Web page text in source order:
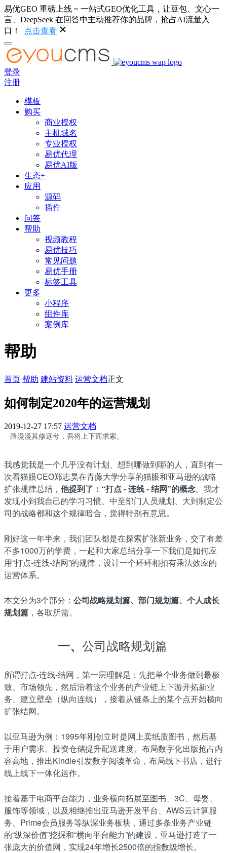
易优GEO 重磅上线 ~ 一站式GEO优化工具，让豆包、文心一
言、DeepSeek 在回答中主动推荐你的品牌，抢占AI流量入
口！
点击查看
登录
注册
模板
购买
商业授权
主机域名
专业授权
易优代理
易优AI版
生态+
应用
源码
插件
问答
帮助
视频教程
易优技巧
常见问题
易优手册
标签工具
更多
小程序
组件库
案例库
帮助
首页 帮助 建站资料 运营文档正文
如何制定2020年的运营规划
2019-12-27 17:57 运营文档
路漫漫其修远兮，吾将上下而求索。
我感觉我是一个几乎没有计划、想到哪做到哪的人，直到有一
次看猫眼CEO郑志昊在青藤大学分享的猫眼和亚马逊的战略
扩张规律总结， 他提到了： “打点 - 连线 - 结网”的概念。我才
发现小到我自己的学习习惯、中至部门人员规划、大到制定公
司的战略都和这个规律暗合，觉得特别有意思。
刚好这一年半来，我们团队都是在探索扩张新业务，交了有差
不多1000万的学费，一起和大家总结分享一下我们是如何应
用“打点-连线-结网”的规律，设计一个环环相扣有乘法效应的
运营体系。
本文分为3个部分： 公司战略规划篇、部门规划篇、个人成长
规划篇 ，各取所需。
一、 公司战略规划篇
所谓打点-连线-结网，第一层理解是：先把单个业务做到最极
致、市场领先，然后沿着这个业务的产业链上下游开拓新业
务、建立壁垒（纵向连线），接着从链条上的某个点开始横向
扩张结网。
以亚马逊为例：1995年刚创立时是网上卖纸质图书，然后基
于用户需求、投资仓储提升配送速度、布局数字化出版抢占内
容高地，推出Kindle引发数字阅读革命，布局线下书店，进行
线上线下一体化运作。
接着基于电商平台能力，业务横向拓展至图书、3C、母婴、
服饰等领域，以及相继推出亚马逊开发平台、AWS云计算服
务、Prime会员服务等纵深业务板块，通过多条业务产业链
的“纵深价值”挖掘和“横向平台能力”的建设，亚马逊打造了一
张庞大的价值网，实现24年增长2500倍的指数级增长。